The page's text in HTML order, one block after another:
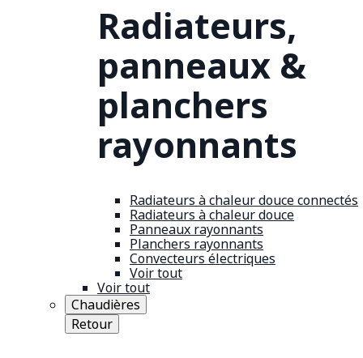
Radiateurs,
panneaux &
planchers
rayonnants
Radiateurs à chaleur douce connectés
Radiateurs à chaleur douce
Panneaux rayonnants
Planchers rayonnants
Convecteurs électriques
Voir tout
Voir tout
Chaudières
Retour